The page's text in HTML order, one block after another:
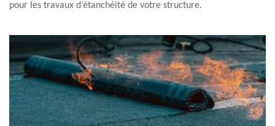
pour les travaux d’étanchéité de votre structure.